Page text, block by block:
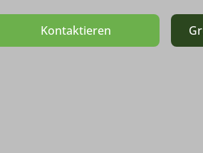
Kontaktieren